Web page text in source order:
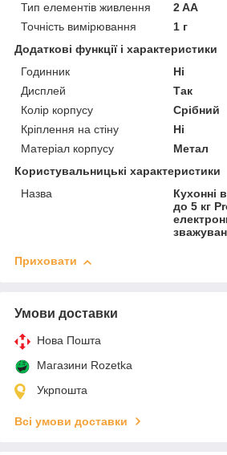
Тип елементів живлення
2 AA
Точність вимірювання
1 г
Додаткові функції і характеристики
Годинник
Ні
Дисплей
Так
Колір корпусу
Срібний
Кріплення на стіну
Ні
Матеріал корпусу
Метал
Користувальницькі характеристики
Назва
Кухонні
до 5 кг
Приховати
Умови доставки
Нова Пошта
Магазини Rozetka
Укрпошта
Всі умови доставки